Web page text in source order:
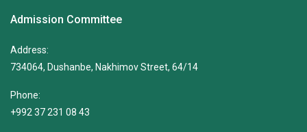
Admission Committee
Address:
734064, Dushanbe, Nakhimov Street, 64/14
Phone:
+992 37 231 08 43